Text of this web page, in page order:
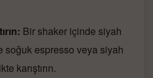
Bir shaker içinde siyah
soğuk espresso veya siyah
karıştırın.